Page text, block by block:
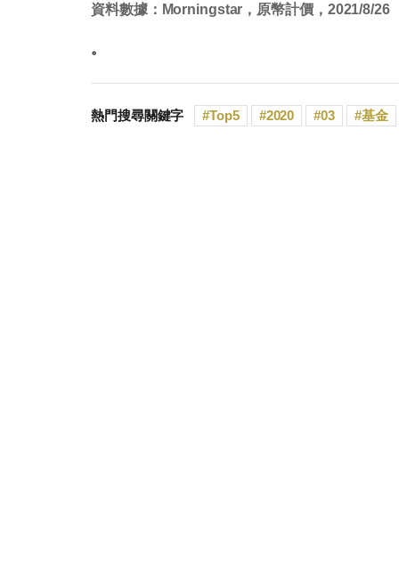
資料數據：Morningstar，原幣計價，2021/8/26
。
熱門搜尋關鍵字 Top5 2020 03 基金